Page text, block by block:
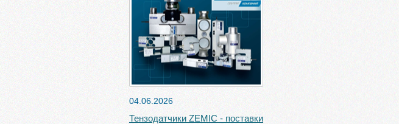
04.06.2026
Тензодатчики ZEMIC - поставки